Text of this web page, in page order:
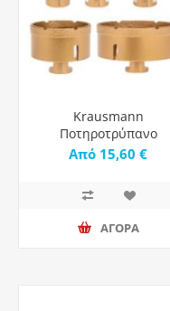
Krausmann
Ποτηροτρύπανο
Διαμαντε Μ14
Από 15,60 €
ΑΓΟΡΑ